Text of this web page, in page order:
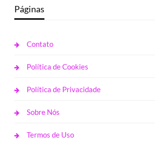
Páginas
Contato
Política de Cookies
Política de Privacidade
Sobre Nós
Termos de Uso